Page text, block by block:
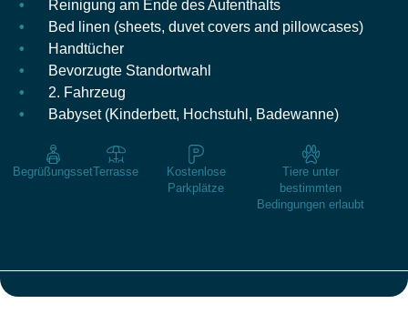
Reinigung am Ende des Aufenthalts
Bed linen (sheets, duvet covers and pillowcases)
Handtücher
Bevorzugte Standortwahl
2. Fahrzeug
Babyset (Kinderbett, Hochstuhl, Badewanne)
BegrüßungssetTerrasse
Kostenlose
Parkplätze
Tiere unter
bestimmten
Bedingungen erlaubt